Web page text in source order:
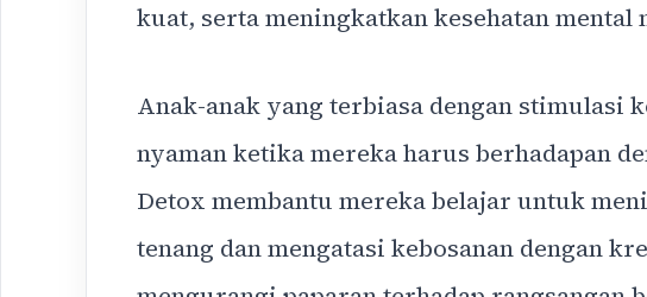
kuat, serta meningkatkan kesehatan mental
Anak-anak yang terbiasa dengan stimulasi
nyaman ketika mereka harus berhadapan
Detox membantu mereka belajar untuk
tenang dan mengatasi kebosanan dengan